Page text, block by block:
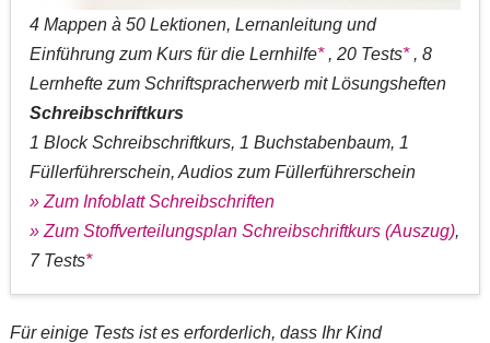
4 Mappen à 50 Lektionen, Lernanleitung und
Einführung zum Kurs für die Lernhilfe* , 20 Tests* , 8
Lernhefte zum Schriftspracherwerb mit Lösungsheften
Schreibschriftkurs
1 Block Schreibschriftkurs, 1 Buchstabenbaum, 1
Füllerführerschein, Audios zum Füllerführerschein
» Zum Infoblatt Schreibschriften
» Zum Stoffverteilungsplan Schreibschriftkurs (Auszug),
7 Tests*
Für einige Tests ist es erforderlich, dass Ihr Kind